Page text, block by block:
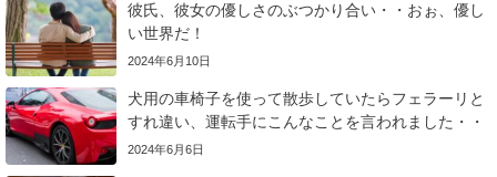
彼氏、彼女の優しさのぶつかり合い・・おぉ、優し
い世界だ！
2024年6月10日
犬用の車椅子を使って散歩していたらフェラーリと
すれ違い、運転手にこんなことを言われました・・
2024年6月6日